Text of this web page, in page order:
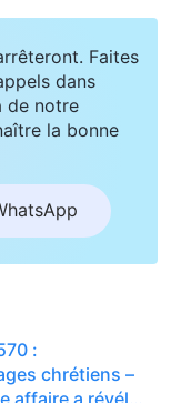
Faites
dans
de notre
la bonne
:
chrétiens –
affaire a révélé